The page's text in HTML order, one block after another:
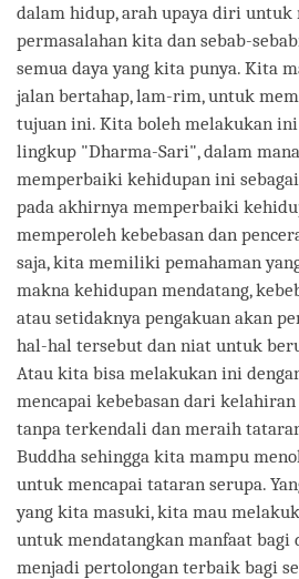
dalam hidup, arah upaya diri untuk
permasalahan kita dan sebab-
semua daya yang kita punya. Kita
jalan bertahap, lam-rim, untuk
tujuan ini. Kita boleh melakukan
lingkup "Dharma-Sari", dalam
memperbaiki kehidupan ini
pada akhirnya memperbaiki
memperoleh kebebasan dan
saja, kita memiliki pemahaman
makna kehidupan mendatang,
atau setidaknya pengakuan akan
hal-hal tersebut dan niat untuk
Atau kita bisa melakukan ini
mencapai kebebasan dari
tanpa terkendali dan meraih
Buddha sehingga kita mampu
untuk mencapai tataran serupa.
yang kita masuki, kita mau
untuk mendatangkan manfaat
menjadi pertolongan terbaik bagi